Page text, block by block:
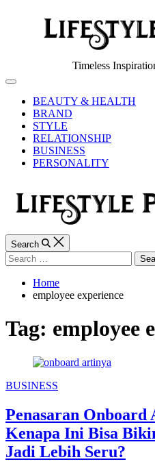
People
Timeless
Off
CanvasBEAUTY & HEALTH
BRAND
STYLE
RELATIONSHIP
BUSINESS
PERSONALITY
Search
Search
for:
Home
employee experience
Tag: employee
Categories
BUSINESS
Penasaran Onboard
Kenapa Ini Bisa
Jadi Lebih Seru?